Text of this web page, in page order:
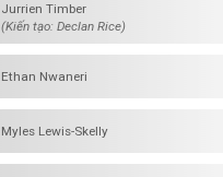
Jurrien Timber
(Kiến tạo: Declan Rice)
Ethan Nwaneri
Myles Lewis-Skelly